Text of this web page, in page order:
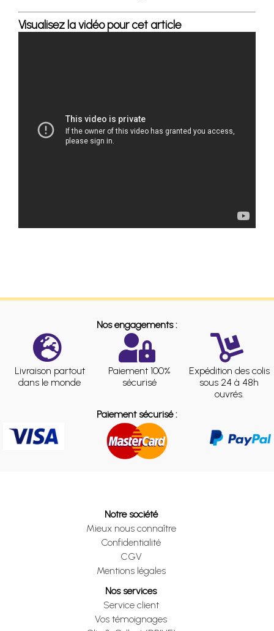
Visualisez la vidéo pour cet article
Nos engagements :
Livraison partout
dans le monde
Paiement 100%
sécurisé
Expédition des colis
sous 24 à 48h
ouvrés.
Paiement sécurisé :
Notre société
Mieux nous connaître
Confidentialité
CGV
Mentions légales
Nos services
Service client
Vos témoignages